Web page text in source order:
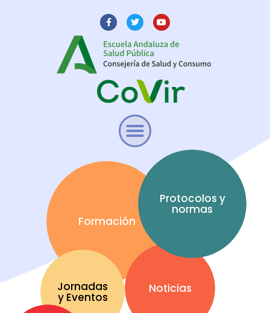
Formación
Protocolos y
normas
Jornadas
y Eventos
Noticias